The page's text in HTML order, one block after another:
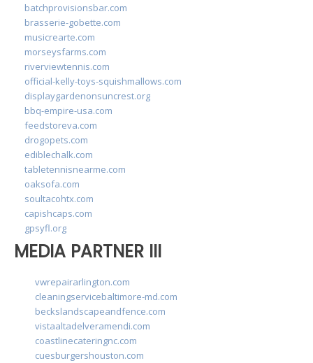
batchprovisionsbar.com
brasserie-gobette.com
musicrearte.com
morseysfarms.com
riverviewtennis.com
official-kelly-toys-squishmallows.com
displaygardenonsuncrest.org
bbq-empire-usa.com
feedstoreva.com
drogopets.com
ediblechalk.com
tabletennisnearme.com
oaksofa.com
soultacohtx.com
capishcaps.com
gpsyfl.org
MEDIA PARTNER III
vwrepairarlington.com
cleaningservicebaltimore-md.com
beckslandscapeandfence.com
vistaaltadelveramendi.com
coastlinecateringnc.com
cuesburgershouston.com